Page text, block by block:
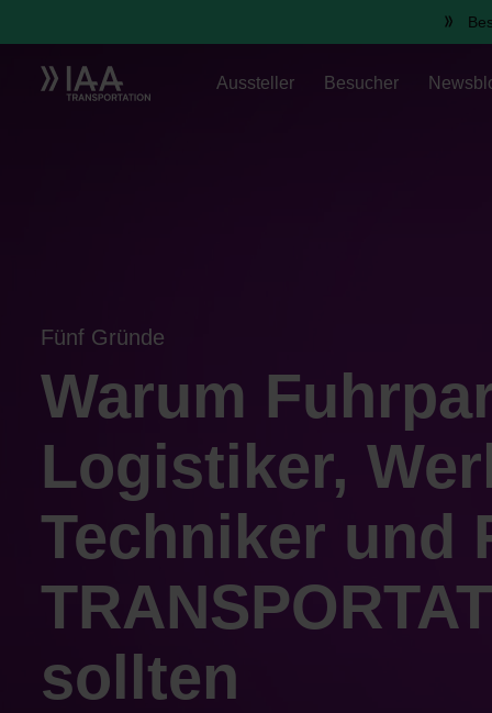
Aussteller Besucher
Fünf Gründe
Warum
Logistiker,
Techniker und
sollten